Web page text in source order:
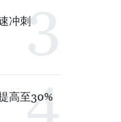
冲刺
高至30%